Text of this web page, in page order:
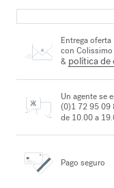
Entrega oferta
con Colissimo
& política de
Un agente se
(0)1 72 95 09
de 10.00 a
Pago seguro